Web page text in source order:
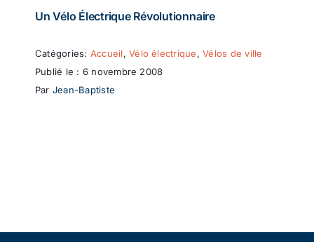
Un Vélo Électrique Révolutionnaire
Catégories: Accueil,Vélo électrique,Vélos de ville
Publié le : 6 novembre 2008
Par Jean-Baptiste